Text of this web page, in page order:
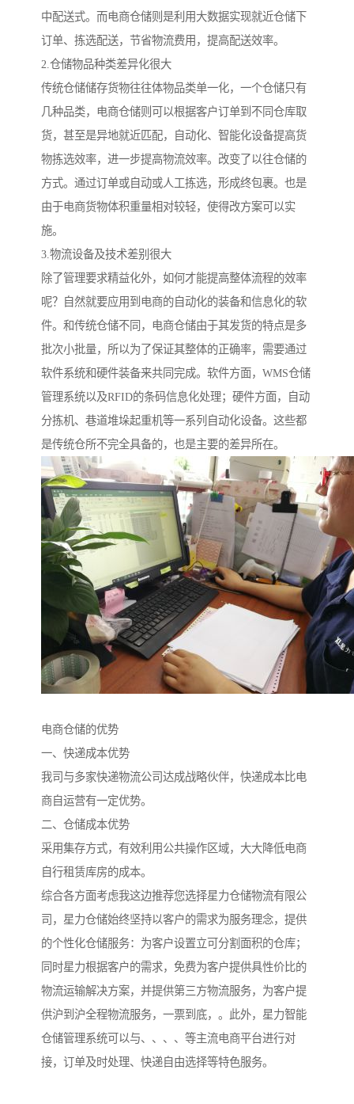
中配送式。而电商仓储则是利用大数据实现就近仓储下
订单、拣选配送，节省物流费用，提高配送效率。
2.仓储物品种类差异化很大
传统仓储储存货物往往体物品类单一化，一个仓储只有
几种品类，电商仓储则可以根据客户订单到不同仓库取
货，甚至是异地就近匹配，自动化、智能化设备提高货
物拣选效率，进一步提高物流效率。改变了以往仓储的
方式。通过订单或自动或人工拣选，形成终包裹。也是
由于电商货物体积重量相对较轻，使得改方案可以实
施。
3.物流设备及技术差别很大
除了管理要求精益化外，如何才能提高整体流程的效率
呢？自然就要应用到电商的自动化的装备和信息化的软
件。和传统仓储不同，电商仓储由于其发货的特点是多
批次小批量，所以为了保证其整体的正确率，需要通过
软件系统和硬件装备来共同完成。软件方面，WMS仓储
管理系统以及RFID的条码信息化处理；硬件方面，自动
分拣机、巷道堆垛起重机等一系列自动化设备。这些都
是传统仓所不完全具备的，也是主要的差异所在。
电商仓储的优势
一、快递成本优势
我司与多家快递物流公司达成战略伙伴，快递成本比电
商自运营有一定优势。
二、仓储成本优势
采用集存方式，有效利用公共操作区域，大大降低电商
自行租赁库房的成本。
综合各方面考虑我这边推荐您选择星力仓储物流有限公
司，星力仓储始终坚持以客户的需求为服务理念，提供
的个性化仓储服务：为客户设置立可分割面积的仓库；
同时星力根据客户的需求，免费为客户提供具性价比的
物流运输解决方案，并提供第三方物流服务，为客户提
供沪到沪全程物流服务，一票到底，。此外，星力智能
仓储管理系统可以与、、、、等主流电商平台进行对
接，订单及时处理、快递自由选择等特色服务。